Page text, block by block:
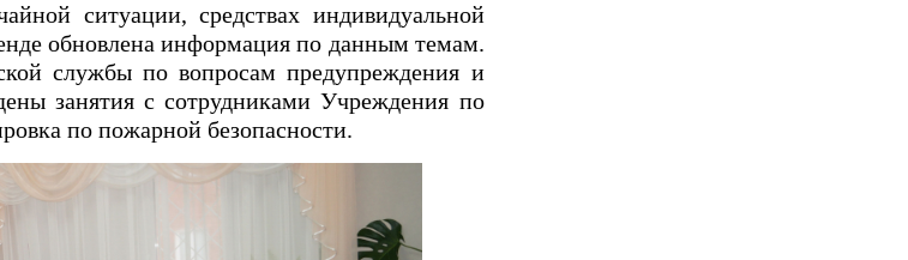
ситуации, средствах индивидуальной
обновлена информация по данным темам.
службы по вопросам предупреждения и
занятия с сотрудниками Учреждения по
по пожарной безопасности.